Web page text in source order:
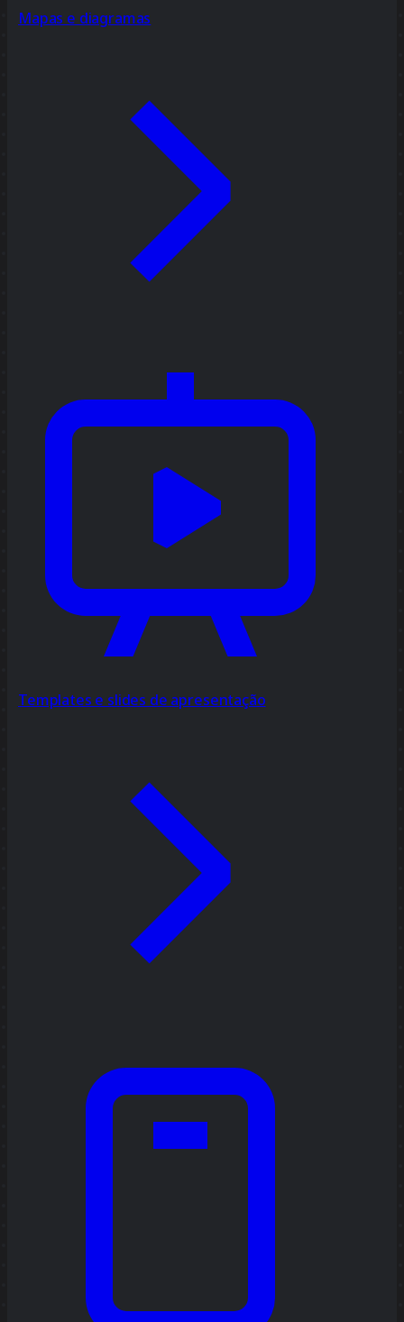
Mapas e diagramas
Templates e slides de apresentação